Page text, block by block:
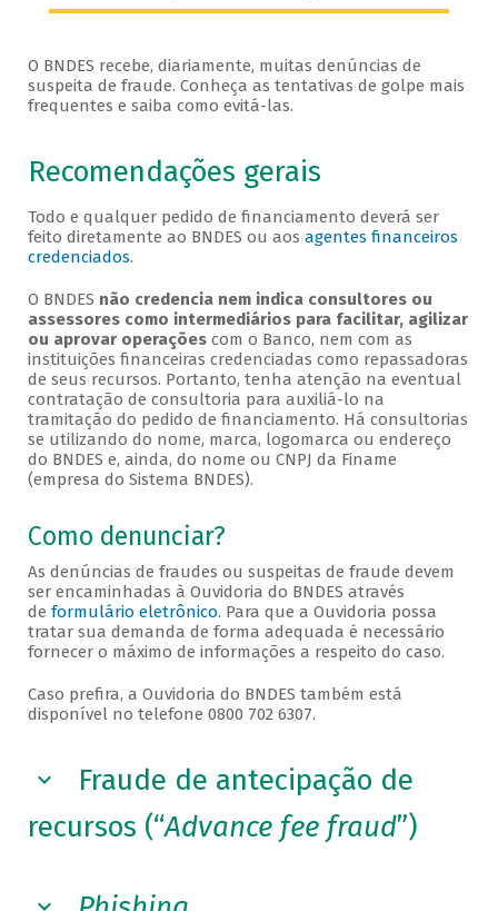
O BNDES recebe, diariamente, muitas denúncias de
suspeita de fraude. Conheça as tentativas de golpe mais
frequentes e saiba como evitá-las.
Recomendações gerais
Todo e qualquer pedido de financiamento deverá ser
feito diretamente ao BNDES ou aos agentes financeiros
credenciados.
O BNDES não credencia nem indica consultores ou
assessores como intermediários para facilitar, agilizar
ou aprovar operaçõescom o Banco, nem com as
instituições financeiras credenciadas como repassadoras
de seus recursos. Portanto, tenha atenção na eventual
contratação de consultoria para auxiliá-lo na
tramitação do pedido de financiamento. Há consultorias
se utilizando do nome, marca, logomarca ou endereço
do BNDES e, ainda, do nome ou CNPJ da Finame
(empresa do Sistema BNDES).
Como denunciar?
As denúncias de fraudes ou suspeitas de fraude devem
ser encaminhadas à Ouvidoria do BNDES através
de formulário eletrônico. Para que a Ouvidoria possa
tratar sua demanda de forma adequada é necessário
fornecer o máximo de informações a respeito do caso.
Caso prefira, a Ouvidoria do BNDES também está
disponível no telefone 0800 702 6307.
Fraude de antecipação de
recursos (“Advance fee fraud”)